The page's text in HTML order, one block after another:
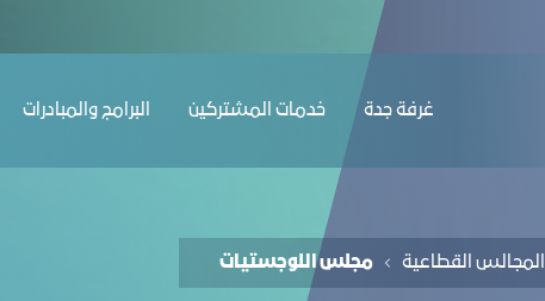
ﻏﺮﻓﺔ ﺟﺪة ﺧﺪﻣﺎت المشتركين البرامج والمبادرات
اﻟﻤﺠﺎﻟﺲ اﻟﻘﻄﺎﻋﯿﺔ مجلس اللوجستيات